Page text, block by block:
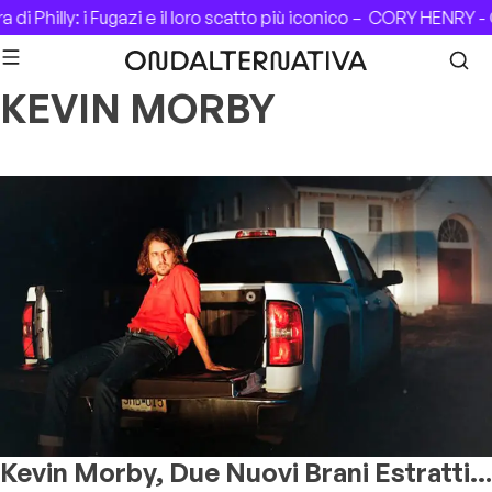
Skip to content
Philly: i Fugazi e il loro scatto più iconico – CORY HENRY
KEVIN MORBY
Kevin Morby, Due Nuovi Brani Estratti